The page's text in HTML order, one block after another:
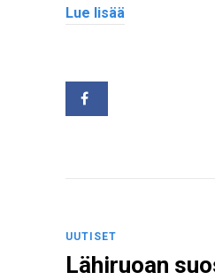
Lue lisää
UUTISET
Lähiruoan